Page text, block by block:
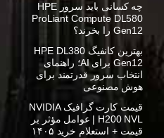
چه کسانی باید سرور HPE
ProLiant Compute DL580
Gen12 را بخرند؟
بهترین کانفیگ HPE DL380
Gen12 برای AI؛ راهنمای
انتخاب سرور قدرتمند برای
هوش مصنوعی
قیمت کارت گرافیک NVIDIA
H200 NVL | عوامل مؤثر بر
قیمت + استعلام خرید ۱۴۰۵